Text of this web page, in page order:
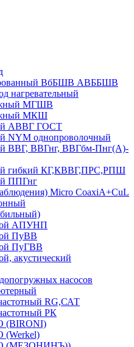
ВбБШВ АВББШВ
нагревательный
МГШВ
МКШ
АВВГ ГОСТ
NYM однопроволочный
ВВГ, ВВГнг, ВВГбм-Пнг(А)-
гибкий КГ,КВВГ,ПРС,РПШ
ППГнг
Micro CoaxiA+CuL
АПУНП
ПуВВ
ПуГВВ
акустический
насосов
RG,САТ
РК
(BIRONI)
(Werkel)